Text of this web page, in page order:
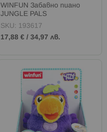
WINFUN Забавно пиано
JUNGLE PALS
SKU: 193617
17,88 € /34,97 лв.